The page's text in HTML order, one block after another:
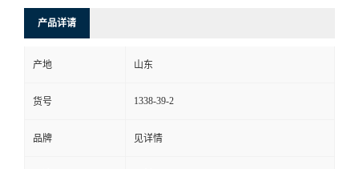
产品详请
产地 山东
货号 1338-39-2
品牌 见详情